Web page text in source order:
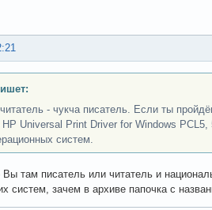
- чукча писатель. Если ты
HP Universal Print Driver for Windows
систем.
там писатель или читатель и
систем, зачем в архиве папочка с